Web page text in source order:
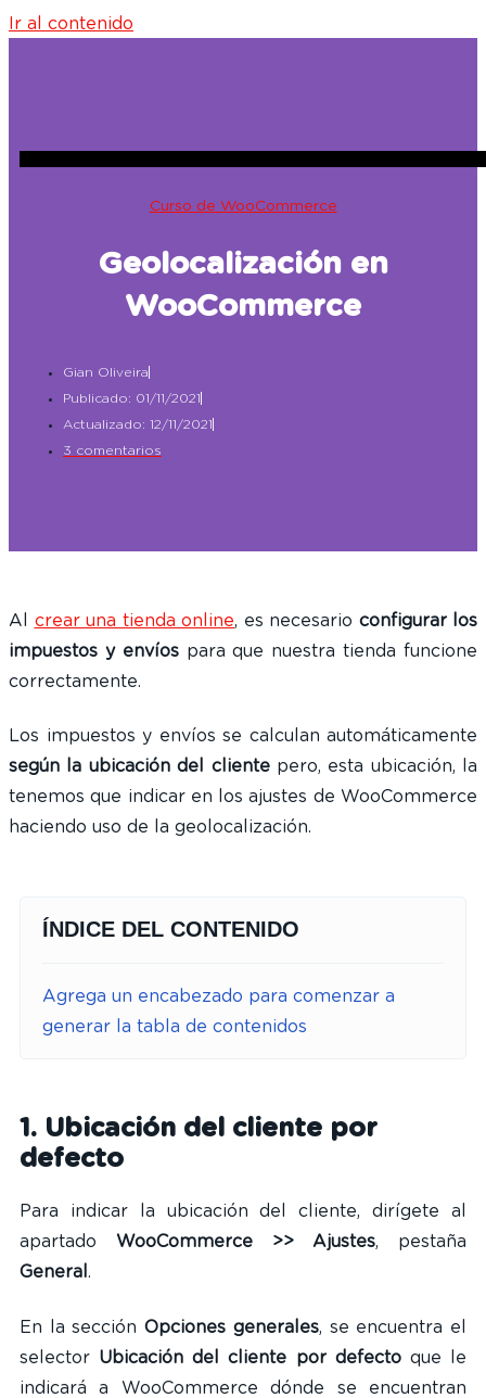
Ir al contenido
Curso de WooCommerce
Geolocalización en
WooCommerce
Gian Oliveira
Publicado: 01/11/2021
Actualizado: 12/11/2021
3 comentarios
Al crear una tienda online, es necesario configurar los
impuestos y envíospara que nuestra tienda funcione
correctamente.
Los impuestos y envíos se calculan automáticamente
según la ubicación del clientepero, esta ubicación, la
tenemos que indicar en los ajustes de WooCommerce
haciendo uso de la geolocalización.
ÍNDICE DEL CONTENIDO
Agrega un encabezado para comenzar a
generar la tabla de contenidos
1. Ubicación del cliente por
defecto
Para indicar la ubicación del cliente, dirígete al
apartado WooCommerce >> Ajustes, pestaña
General.
En la secciónOpciones generales, se encuentra el
selector Ubicación del cliente por defectoque le
indicará a WooCommerce dónde se encuentran